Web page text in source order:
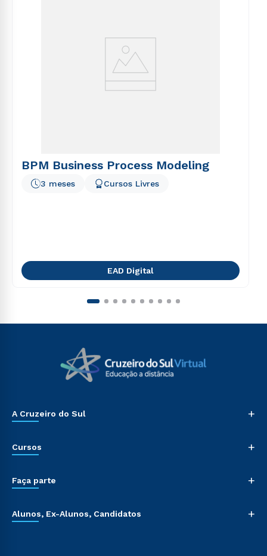
BPM Business Process Modeling
3 meses Cursos Livres
EAD Digital
A Cruzeiro do Sul +
Cursos +
Faça parte +
Alunos, Ex-Alunos, Candidatos +